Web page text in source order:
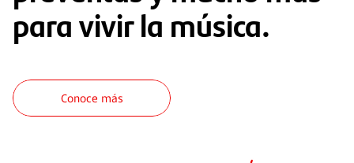
para vivir la música.
Conoce más